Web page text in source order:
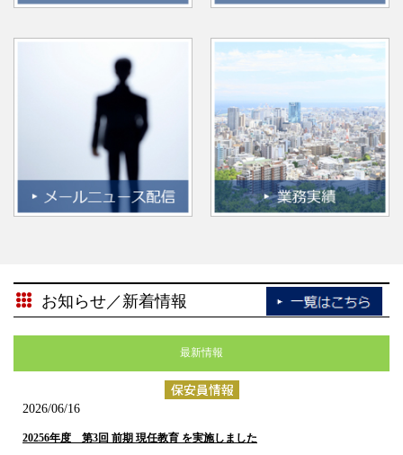
お知らせ／新着情報
最新情報
2026/06/16
20256年度 第3回 前期 現任教育 を実施しました